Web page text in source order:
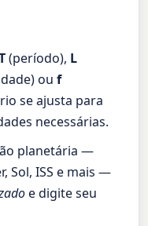
(período), L
ouf
se ajusta para
necessárias.
planetária —
Sol, ISS e mais —
e digite seu